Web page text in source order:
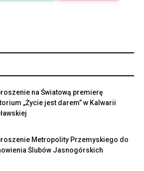
na Światową premierę
„Życie jest darem” w Kalwarii
Metropolity Przemyskiego do
Ślubów Jasnogórskich